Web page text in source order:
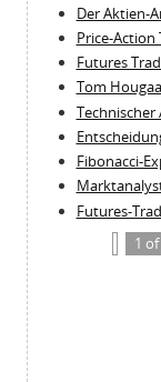
Der Aktien-
Price-Action
Futures
Tom
Technischer
Fibonacci-
Futures-
1